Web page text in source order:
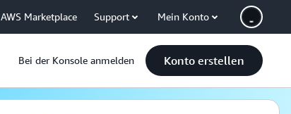
AWS Marketplace Support Mein Konto
Bei der Konsole anmelden Konto erstellen